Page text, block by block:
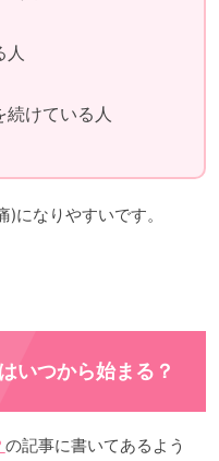
人
続けている人
になりやすいです。
いつから始まる？
の記事に書いてあるよう